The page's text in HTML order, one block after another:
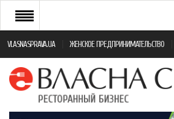
VLASNASPRAVA.UA ЖЕНСКОЕ ПРЕДПРИНИМАТЕЛЬСТВО
НОВИНИ РЕСТОРАННОГО БІЗНЕСУ
ЯК ВІДКРИТИ ТА УСПІШНО КЕРУВАТИ